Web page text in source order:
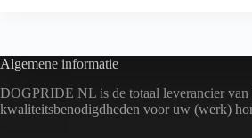
Algemene informatie
DOGPRIDE NL is de totaal leverancier van
kwaliteitsbenodigdheden voor uw (werk)